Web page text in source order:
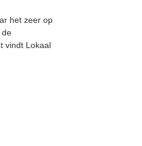
het zeer op
de
vindt Lokaal